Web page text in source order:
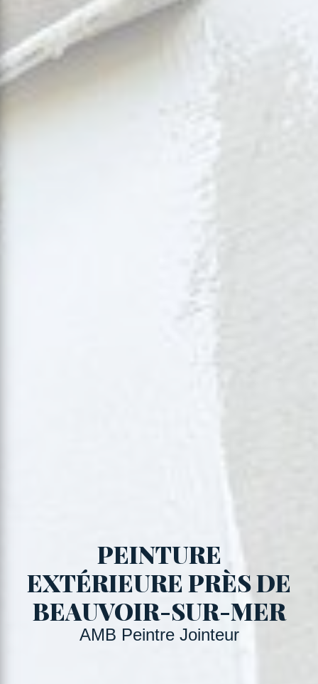
PEINTURE
EXTÉRIEURE PRÈS DE
BEAUVOIR-SUR-MER
AMB Peintre Jointeur